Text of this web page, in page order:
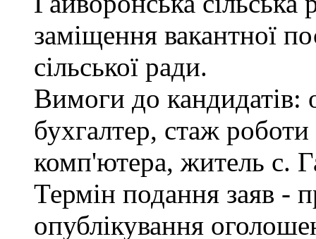
заміщення вакантної
сільської ради.
Вимоги до кандидатів:
бухгалтер, стаж
комп'ютера, житель с.
Термін подання заяв -
опублікування